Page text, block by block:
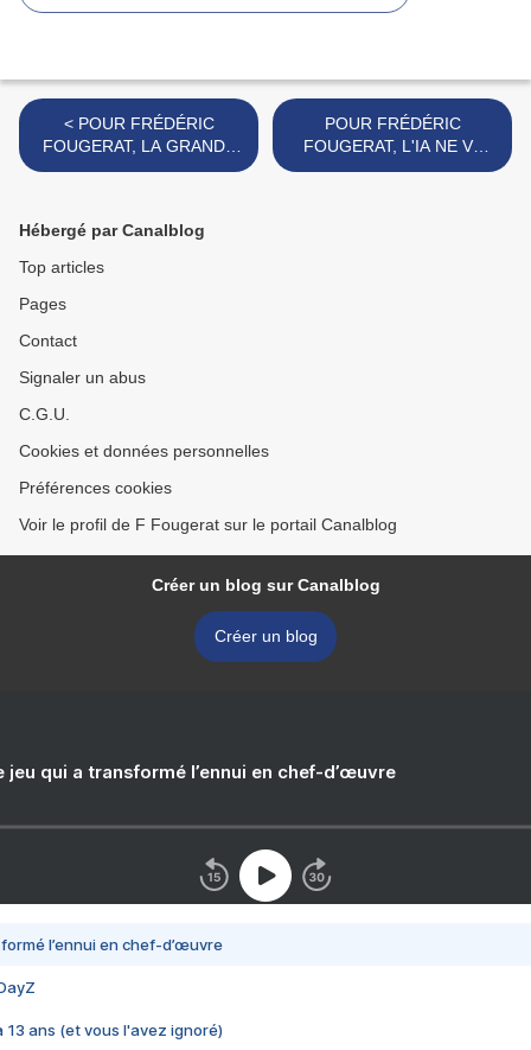
< POUR FRÉDÉRIC
FOUGERAT, LA GRANDE
HEURE DE LA
POUR FRÉDÉRIC
FOUGERAT, L'IA NE VA
PAS REMPLACER LES
Hébergé par Canalblog
Top articles
Pages
Contact
Signaler un abus
C.G.U.
Cookies et données personnelles
Préférences cookies
Voir le profil de F Fougerat sur le portail Canalblog
Créer un blog sur Canalblog
Créer un blog
jeu qui a transformé l’ennui en chef-d’œuvre
l’ennui en chef-d’œuvre
13 ans (et vous l'avez ignoré)